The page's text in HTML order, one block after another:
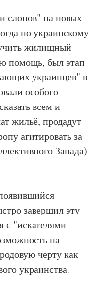
слонов" на новых
по украинскому
жилищный
помощь, был этап
украинцев" в
особого
всем и
жильё, продадут
агитировать за
Запада)
завершил эту
с "искателями
на
черту как
украинства.